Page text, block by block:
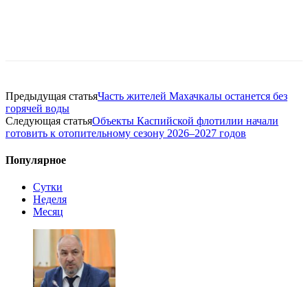
Предыдущая статьяЧасть жителей Махачкалы останется без
горячей воды
Следующая статьяОбъекты Каспийской флотилии начали
готовить к отопительному сезону 2026–2027 годов
Популярное
Сутки
Неделя
Месяц